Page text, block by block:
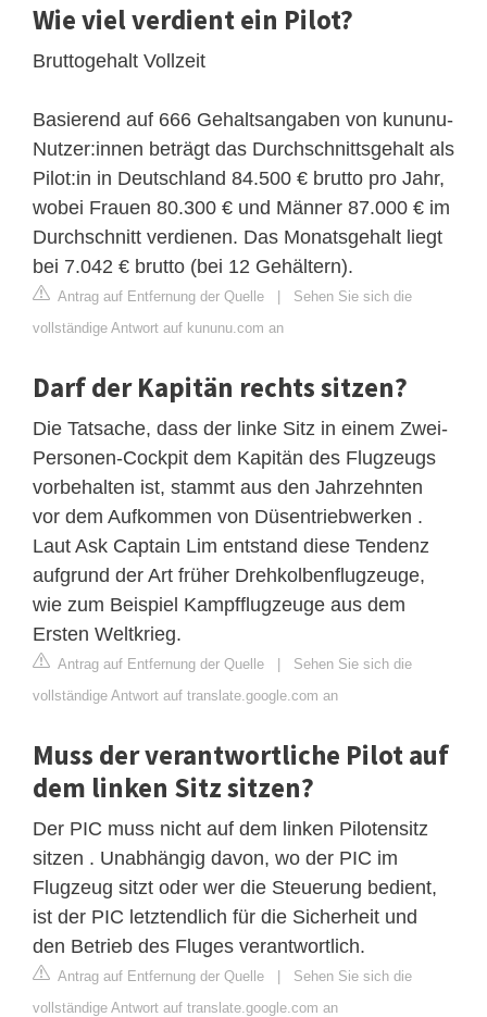
Wie viel verdient ein Pilot?
Bruttogehalt Vollzeit
Basierend auf 666 Gehaltsangaben von kununu-
Nutzer:innen beträgt das Durchschnittsgehalt als
Pilot:in in Deutschland 84.500 € brutto pro Jahr,
wobei Frauen 80.300 € und Männer 87.000 € im
Durchschnitt verdienen. Das Monatsgehalt liegt
bei 7.042 € brutto (bei 12 Gehältern).
Antrag auf Entfernung der Quelle | Sehen Sie sich die
vollständige Antwort auf kununu.com an
Darf der Kapitän rechts sitzen?
Die Tatsache, dass der linke Sitz in einem Zwei-
Personen-Cockpit dem Kapitän des Flugzeugs
vorbehalten ist, stammt aus den Jahrzehnten
vor dem Aufkommen von Düsentriebwerken .
Laut Ask Captain Lim entstand diese Tendenz
aufgrund der Art früher Drehkolbenflugzeuge,
wie zum Beispiel Kampfflugzeuge aus dem
Ersten Weltkrieg.
Antrag auf Entfernung der Quelle | Sehen Sie sich die
vollständige Antwort auf translate.google.com an
Muss der verantwortliche Pilot auf
dem linken Sitz sitzen?
Der PIC muss nicht auf dem linken Pilotensitz
sitzen . Unabhängig davon, wo der PIC im
Flugzeug sitzt oder wer die Steuerung bedient,
ist der PIC letztendlich für die Sicherheit und
den Betrieb des Fluges verantwortlich.
Antrag auf Entfernung der Quelle | Sehen Sie sich die
vollständige Antwort auf translate.google.com an